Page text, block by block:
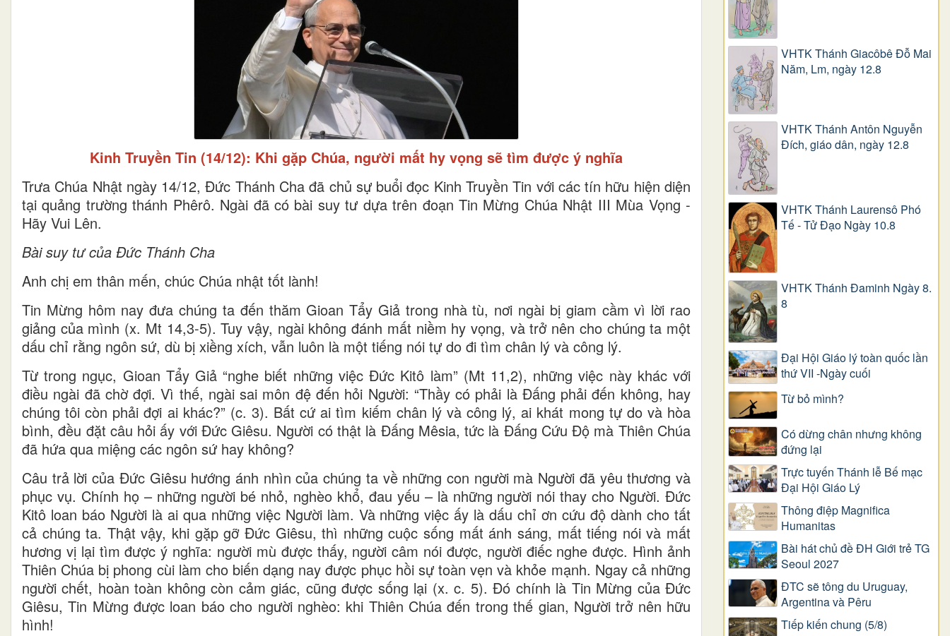
Kinh Truyền Tin (14/12): Khi gặp Chúa, người mất hy vọng sẽ tìm được ý nghĩa
Trưa Chúa Nhật ngày 14/12, Đức Thánh Cha đã chủ sự buổi đọc Kinh Truyền Tin với các tín hữu hiện diện
tại quảng trường thánh Phêrô. Ngài đã có bài suy tư dựa trên đoạn Tin Mừng Chúa Nhật III Mùa Vọng -
Hãy Vui Lên.
Bài suy tư của Đức Thánh Cha
Anh chị em thân mến, chúc Chúa nhật tốt lành!
Tin Mừng hôm nay đưa chúng ta đến thăm Gioan Tẩy Giả trong nhà tù, nơi ngài bị giam cầm vì lời rao
giảng của mình (x. Mt 14,3-5). Tuy vậy, ngài không đánh mất niềm hy vọng, và trở nên cho chúng ta một
dấu chỉ rằng ngôn sứ, dù bị xiềng xích, vẫn luôn là một tiếng nói tự do đi tìm chân lý và công lý.
Từ trong ngục, Gioan Tẩy Giả “nghe biết những việc Đức Kitô làm” (Mt 11,2), những việc này khác với
điều ngài đã chờ đợi. Vì thế, ngài sai môn đệ đến hỏi Người: “Thầy có phải là Đấng phải đến không, hay
chúng tôi còn phải đợi ai khác?” (c. 3). Bất cứ ai tìm kiếm chân lý và công lý, ai khát mong tự do và hòa
bình, đều đặt câu hỏi ấy với Đức Giêsu. Người có thật là Đấng Mêsia, tức là Đấng Cứu Độ mà Thiên Chúa
đã hứa qua miệng các ngôn sứ hay không?
Câu trả lời của Đức Giêsu hướng ánh nhìn của chúng ta về những con người mà Người đã yêu thương và
phục vụ. Chính họ – những người bé nhỏ, nghèo khổ, đau yếu – là những người nói thay cho Người. Đức
Kitô loan báo Người là ai qua những việc Người làm. Và những việc ấy là dấu chỉ ơn cứu độ dành cho tất
cả chúng ta. Thật vậy, khi gặp gỡ Đức Giêsu, thì những cuộc sống mất ánh sáng, mất tiếng nói và mất
hương vị lại tìm được ý nghĩa: người mù được thấy, người câm nói được, người điếc nghe được. Hình ảnh
Thiên Chúa bị phong cùi làm cho biến dạng nay được phục hồi sự toàn vẹn và khỏe mạnh. Ngay cả những
người chết, hoàn toàn không còn cảm giác, cũng được sống lại (x. c. 5). Đó chính là Tin Mừng của Đức
Giêsu, Tin Mừng được loan báo cho người nghèo: khi Thiên Chúa đến trong thế gian, Người trở nên hữu
hình!
VHTK Thánh Giacôbê Ðỗ Mai
Năm, Lm, ngày 12.8
VHTK Thánh Antôn Nguyễn
Ðích, giáo dân, ngày 12.8
VHTK Thánh Laurensô Phó
Tế - Tử Đạo Ngày 10.8
VHTK Thánh Đaminh Ngày 8.
8
Đại Hội Giáo lý toàn quốc lần
thứ VII -Ngày cuối
Từ bỏ mình?
Có dừng chân nhưng không
đứng lại
Trực tuyến Thánh lễ Bế mạc
Đại Hội Giáo Lý
Thông điệp Magnifica
Humanitas
Bài hát chủ đề ĐH Giới trẻ TG
Seoul 2027
ĐTC sẽ tông du Uruguay,
Argentina và Pêru
Tiếp kiến chung (5/8)